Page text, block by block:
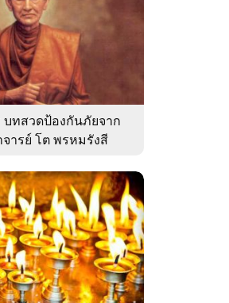
ทสวดป้องกันภัยจาก
ารย์ โต พรหมรังสี